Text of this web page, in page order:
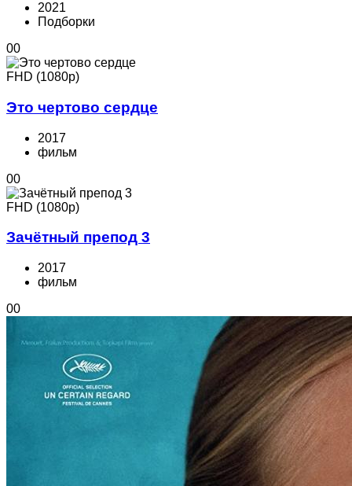
2021
Подборки
00
FHD (1080p)
Это чертово сердце
2017
фильм
00
FHD (1080p)
Зачётный препод 3
2017
фильм
00